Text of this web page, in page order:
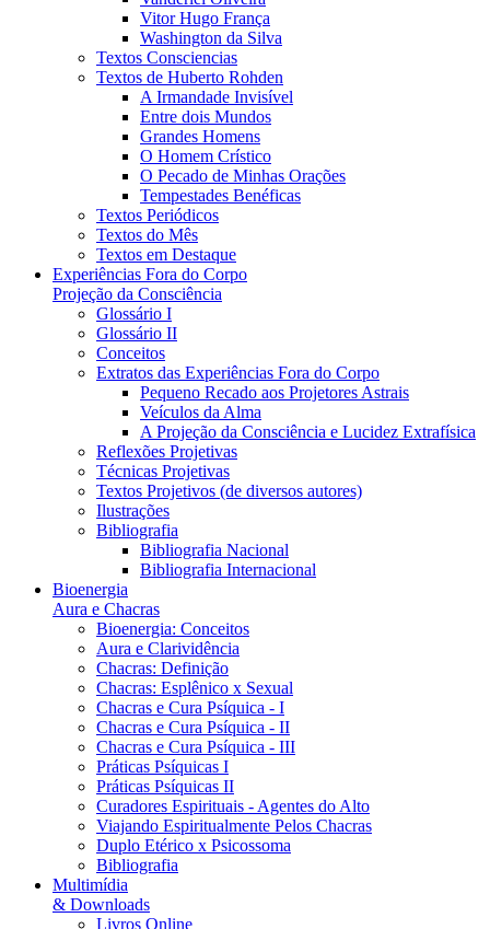
Vitor Hugo França
Washington da Silva
Textos Consciencias
Textos de Huberto Rohden
A Irmandade Invisível
Entre dois Mundos
Grandes Homens
O Homem Crístico
O Pecado de Minhas Orações
Tempestades Benéficas
Textos Periódicos
Textos do Mês
Textos em Destaque
Experiências Fora do Corpo
Projeção da Consciência
Glossário I
Glossário II
Conceitos
Extratos das Experiências Fora do Corpo
Pequeno Recado aos Projetores Astrais
Veículos da Alma
A Projeção da Consciência e Lucidez Extrafísica
Reflexões Projetivas
Técnicas Projetivas
Textos Projetivos (de diversos autores)
Ilustrações
Bibliografia
Bibliografia Nacional
Bibliografia Internacional
Bioenergia
Aura e Chacras
Bioenergia: Conceitos
Aura e Clarividência
Chacras: Definição
Chacras: Esplênico x Sexual
Chacras e Cura Psíquica - I
Chacras e Cura Psíquica - II
Chacras e Cura Psíquica - III
Práticas Psíquicas I
Práticas Psíquicas II
Curadores Espirituais - Agentes do Alto
Viajando Espiritualmente Pelos Chacras
Duplo Etérico x Psicossoma
Bibliografia
Multimídia
& Downloads
Livros Online